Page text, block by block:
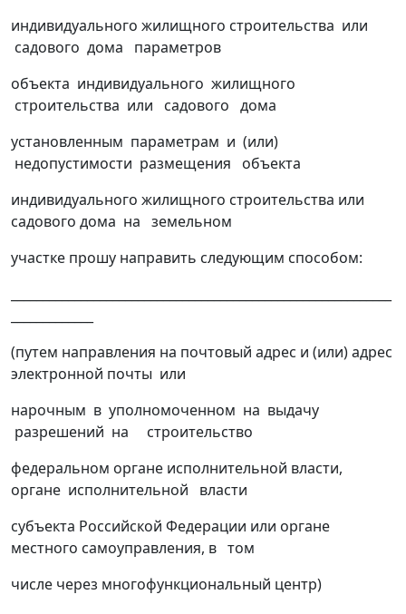
индивидуального жилищного строительства или
садового дома параметров
объекта индивидуального жилищного
строительства или садового дома
установленным параметрам и (или)
недопустимости размещения объекта
индивидуального жилищного строительства или
садового дома на земельном
участке прошу направить следующим способом:
(путем направления на почтовый адрес и (или) адрес
электронной почты или
нарочным в уполномоченном на выдачу
разрешений на строительство
федеральном органе исполнительной власти,
органе исполнительной власти
субъекта Российской Федерации или органе
местного самоуправления, в том
числе через многофункциональный центр)